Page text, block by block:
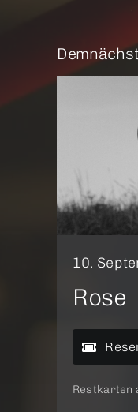
10.
Rose
Restkarten